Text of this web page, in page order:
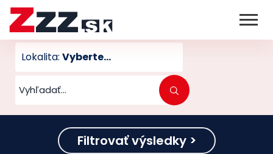
Lokalita: Vyberte...
Filtrovať výsledky >